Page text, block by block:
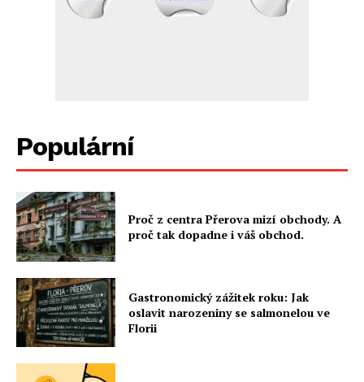
Populární
Proč z centra Přerova mizí obchody. A
proč tak dopadne i váš obchod.
Gastronomický zážitek roku: Jak
oslavit narozeniny se salmonelou ve
Florii